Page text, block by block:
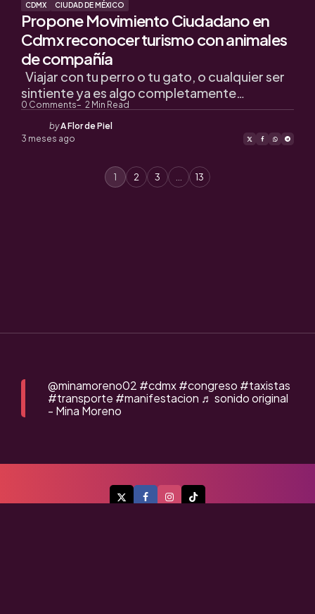
CDMX CIUDAD DE MÉXICO
Propone Movimiento Ciudadano en
Cdmx reconocer turismo con animales
de compañía
0 Comments 2 Min Read
Viajar con tu perro o tu gato, o cualquier ser
sintiente ya es algo completamente…
Posted
by
byA Flor de Piel
3 meses ago
1 2 3 … 13
@minamoreno02 #cdmx#congreso #taxistas
#transporte #manifestacion ♬ sonido original
- Mina Moreno